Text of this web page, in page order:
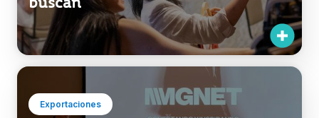
Exportaciones
Las marcas uruguayas cuentan las
historias que los compradores